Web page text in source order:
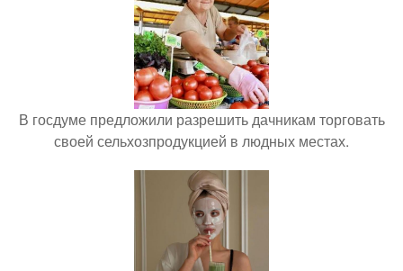
В госдуме предложили разрешить дачникам торговать
своей сельхозпродукцией в людных местах.